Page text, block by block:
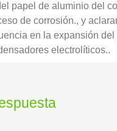
papel de aluminio del
de corrosión., y
en la expansión del
electrolíticos..